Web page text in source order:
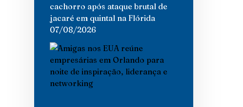
cachorro após ataque brutal de
jacaré em quintal na Flórida
07/08/2026